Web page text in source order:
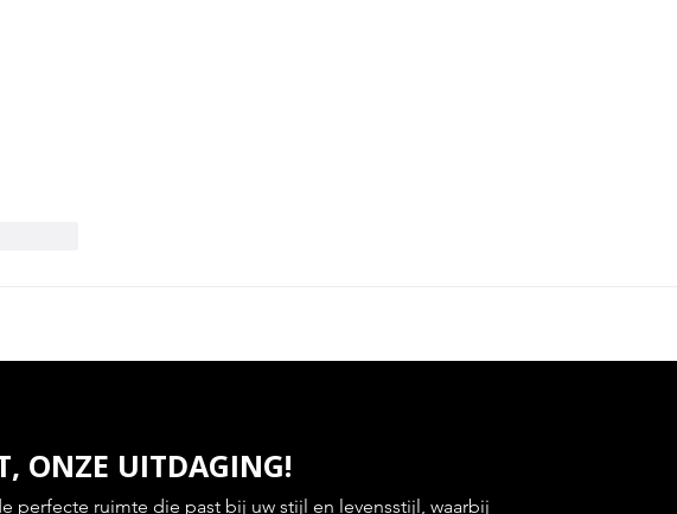
ONZE UITDAGING!
perfecte ruimte die past bij uw stijl en levensstijl, waarbij